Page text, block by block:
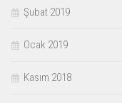
Şubat 2019
Ocak 2019
Kasım 2018